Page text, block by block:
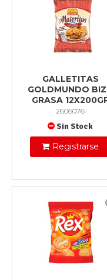
GALLETITAS
GOLDMUNDO
GRASA
2606076
Sin Stock
Registrarse